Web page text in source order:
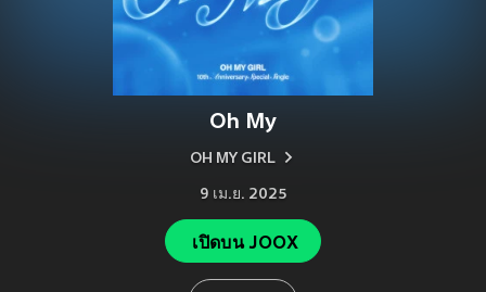
Oh My
OH MY GIRL
9 เม.ย. 2025
เปิดบน JOOX